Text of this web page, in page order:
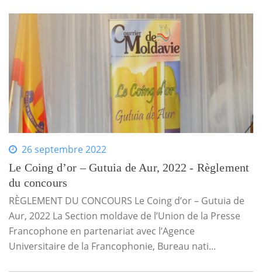
26 septembre 2022
Le Coing d’or – Gutuia de Aur, 2022 - Règlement
du concours
RÈGLEMENT DU CONCOURS Le Coing d’or – Gutuia de
Aur, 2022 La Section moldave de l’Union de la Presse
Francophone en partenariat avec l’Agence
Universitaire de la Francophonie, Bureau nati...